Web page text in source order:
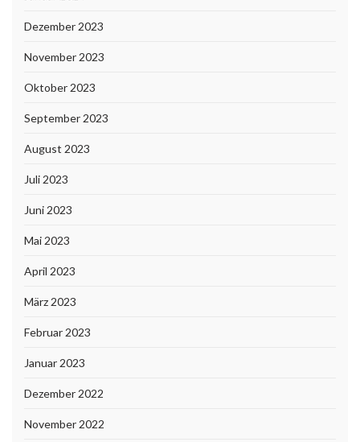
Dezember 2023
November 2023
Oktober 2023
September 2023
August 2023
Juli 2023
Juni 2023
Mai 2023
April 2023
März 2023
Februar 2023
Januar 2023
Dezember 2022
November 2022